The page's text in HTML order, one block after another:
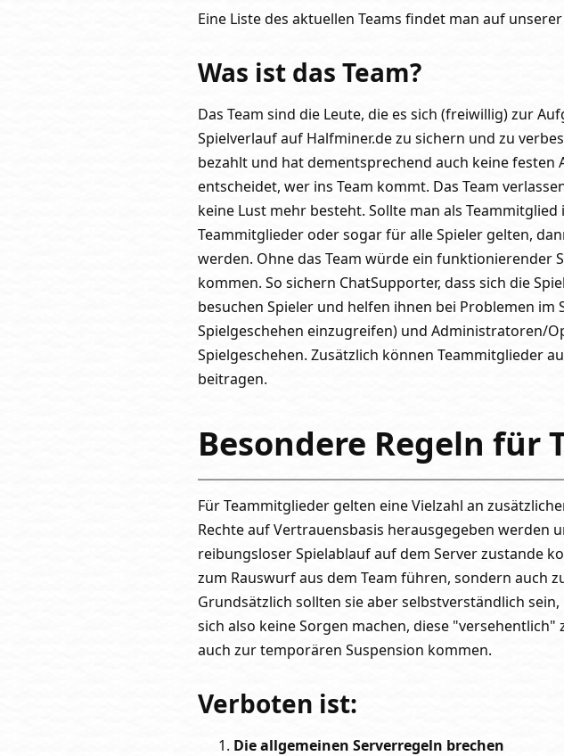
Eine Liste des aktuellen Teams findet man auf unserer
Was ist das Team?
Das Team sind die Leute, die es sich (freiwillig) zur
Spielverlauf auf Halfminer.de zu sichern und zu
bezahlt und hat dementsprechend auch keine festen
entscheidet, wer ins Team kommt. Das Team
keine Lust mehr besteht. Sollte man als
Teammitglieder oder sogar für alle Spieler gelten,
werden. Ohne das Team würde ein funktionierender
kommen. So sichern ChatSupporter, dass sich die
besuchen Spieler und helfen ihnen bei Problemen im
Spielgeschehen einzugreifen) und Administratoren/
Spielgeschehen. Zusätzlich können Teammitglieder
beitragen.
Besondere Regeln für
Für Teammitglieder gelten eine Vielzahl an
Rechte auf Vertrauensbasis herausgegeben werden
reibungsloser Spielablauf auf dem Server zustande
zum Rauswurf aus dem Team führen, sondern auch
Grundsätzlich sollten sie aber selbstverständlich
sich also keine Sorgen machen, diese
auch zur temporären Suspension kommen.
Verboten ist:
Die allgemeinen Serverregeln brechen